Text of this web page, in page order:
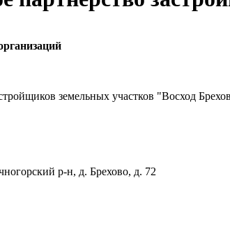
земельных участков "Восход
р-н, д. Брехово, д. 72